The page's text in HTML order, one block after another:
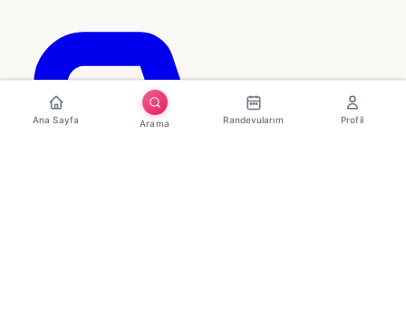
Ana Sayfa Arama Randevularım Profil